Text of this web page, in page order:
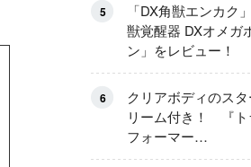
5
「DX角獣エンカク
獣覚醒器 DXオメガ
ン」をレビュー！
ハンター オメガホ
の玩具展開がスター
6
クリアボディのス
リーム付き！ 『ト
フォーマー
FANBOOK2026』